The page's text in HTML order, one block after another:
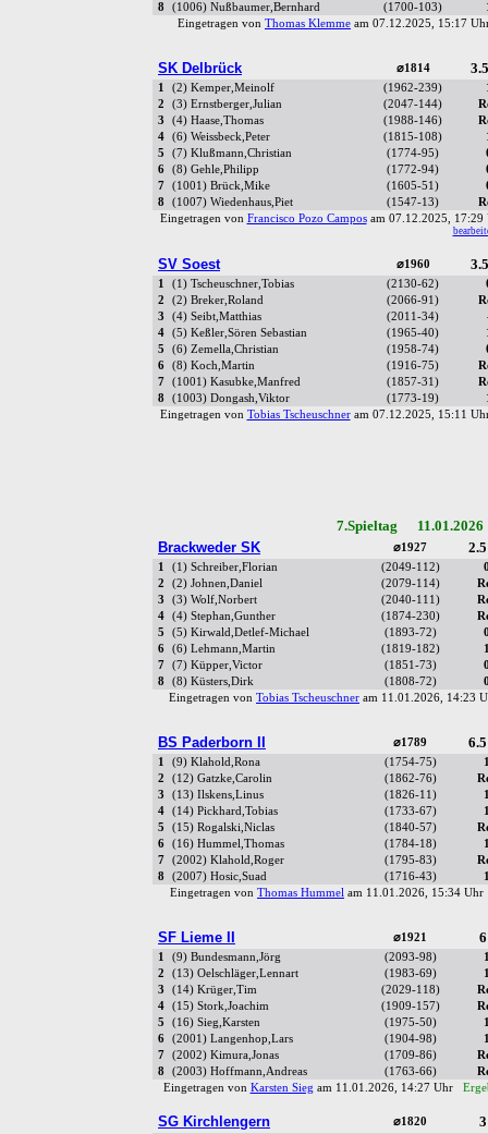
8 (1006) Nußbaumer,Bernhard (1700-103)
Eingetragen von Thomas Klemme am 07.12.2025, 15:17
SK Delbrück ⌀1814
1 (2) Kemper,Meinolf (1962-239)
2
(3) Ernstberger,Julian (2047-144)
3
(4) Haase,Thomas (1988-146)
4
(6) Weissbeck,Peter (1815-108)
5
(7) Klußmann,Christian (1774-95)
6
(8) Gehle,Philipp (1772-94)
7
(1001) Brück,Mike (1605-51)
8
(1007) Wiedenhaus,Piet (1547-13)
Eingetragen von Francisco Pozo Camposam 07.12.2025,
SV Soest ⌀1960
1 (1) Tscheuschner,Tobias (2130-62)
2
(2) Breker,Roland (2066-91)
3
(4) Seibt,Matthias (2011-34)
4
(5) Keßler,Sören Sebastian (1965-40)
5
(6) Zemella,Christian (1958-74)
6
(8) Koch,Martin (1916-75)
7
(1001) Kasubke,Manfred (1857-31)
8
(1003) Dongash,Viktor (1773-19)
Eingetragen von Tobias Tscheuschneram 07.12.2025, 15:11
7.Spieltag
Brackweder SK
⌀1927
1 (1) Schreiber,Florian (2049-112)
2
(2) Johnen,Daniel (2079-114)
3
(3) Wolf,Norbert (2040-111)
4
(4) Stephan,Gunther (1874-230)
5
(5) Kirwald,Detlef-Michael (1893-72)
6
(6) Lehmann,Martin (1819-182)
7
(7) Küpper,Victor (1851-73)
8
(8) Küsters,Dirk (1808-72)
Eingetragen von Tobias Tscheuschner am 11.01.2026, 14:23
BS Paderborn II ⌀1789
1 (9) Klahold,Rona (1754-75)
2
(12) Gatzke,Carolin (1862-76)
3
(13) Ilskens,Linus (1826-11)
4
(14) Pickhard,Tobias (1733-67)
5
(15) Rogalski,Niclas (1840-57)
6
(16) Hummel,Thomas (1784-18)
7
(2002) Klahold,Roger (1795-83)
8
(2007) Hosic,Suad (1716-43)
Eingetragen von Thomas Hummel am 11.01.2026, 15:34
SF Lieme II ⌀1921
1 (9) Bundesmann,Jörg (2093-98)
2
(13) Oelschläger,Lennart (1983-69)
3
(14) Krüger,Tim (2029-118)
4
(15) Stork,Joachim (1909-157)
5
(16) Sieg,Karsten (1975-50)
6
(2001) Langenhop,Lars (1904-98)
7
(2002) Kimura,Jonas (1709-86)
8
(2003) Hoffmann,Andreas (1763-66)
Eingetragen von Karsten Sieg am 11.01.2026, 14:27 Uhr
SG Kirchlengern ⌀1820